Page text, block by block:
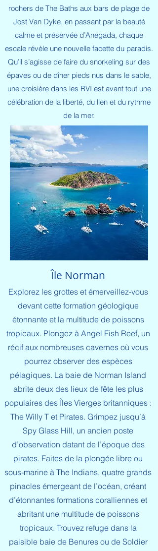
rochers de The Baths aux bars de plage de
Jost Van Dyke, en passant par la beauté
calme et préservée d’Anegada, chaque
escale révèle une nouvelle facette du paradis.
Qu’il s’agisse de faire du snorkeling sur des
épaves ou de dîner pieds nus dans le sable,
une croisière dans les BVI est avant tout une
célébration de la liberté, du lien et du rythme
de la mer.
Île Norman
Explorez les grottes et émerveillez-vous
devant cette formation géologique
étonnante et la multitude de poissons
tropicaux. Plongez à Angel Fish Reef, un
récif aux nombreuses cavernes où vous
pourrez observer des espèces
pélagiques. La baie de Norman Island
abrite deux des lieux de fête les plus
populaires des Îles Vierges britanniques :
The Willy T et Pirates. Grimpez jusqu’à
Spy Glass Hill, un ancien poste
d’observation datant de l’époque des
pirates. Faites de la plongée libre ou
sous-marine à The Indians, quatre grands
pinacles émergeant de l’océan, créant
d’étonnantes formations coralliennes et
abritant une multitude de poissons
tropicaux. Trouvez refuge dans la
paisible baie de Benures ou de Soldier